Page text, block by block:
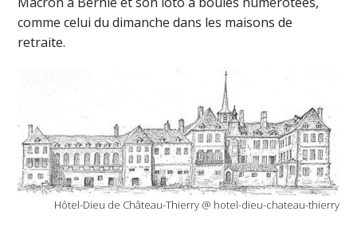
comme celui du dimanche dans les maisons de
retraite.
Hôtel-Dieu de Château-Thierry @ hotel-dieu-chateau-thierry